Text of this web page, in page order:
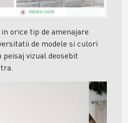
orice tip de amenajare
de modele si culori
vizual deosebit